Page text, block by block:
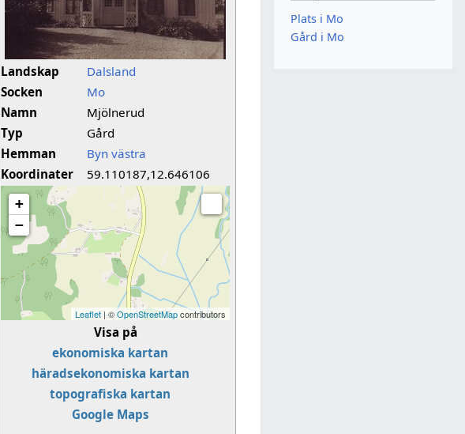
Landskap
Dalsland
Socken
Mo
Namn
Mjölnerud
Typ
Gård
Hemman
Byn västra
Koordinater
59.110187,12.646106
+
−
Leaflet | ©OpenStreetMapcontributors
Visa på
ekonomiska kartan
häradsekonomiska kartan
topografiska kartan
Google Maps
Plats i Mo
Gård i Mo